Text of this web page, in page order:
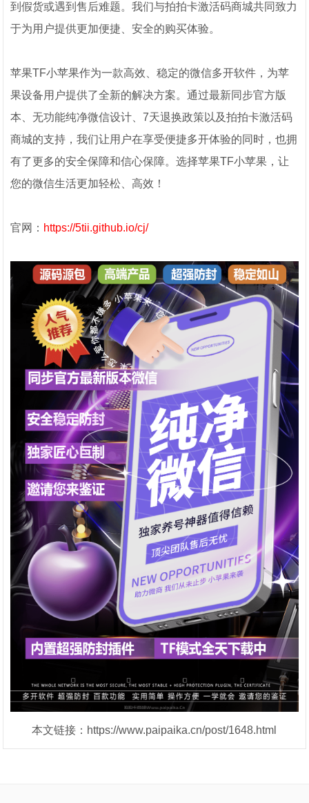
到假货或遇到售后难题。我们与拍拍卡激活码商城共同致力
于为用户提供更加便捷、安全的购买体验。
苹果TF小苹果作为一款高效、稳定的微信多开软件，为苹
果设备用户提供了全新的解决方案。通过最新同步官方版
本、无功能纯净微信设计、7天退换政策以及拍拍卡激活码
商城的支持，我们让用户在享受便捷多开体验的同时，也拥
有了更多的安全保障和信心保障。选择苹果TF小苹果，让
您的微信生活更加轻松、高效！
官网： https://5tii.github.io/cj/
本文链接：https://www.paipaika.cn/post/1648.html